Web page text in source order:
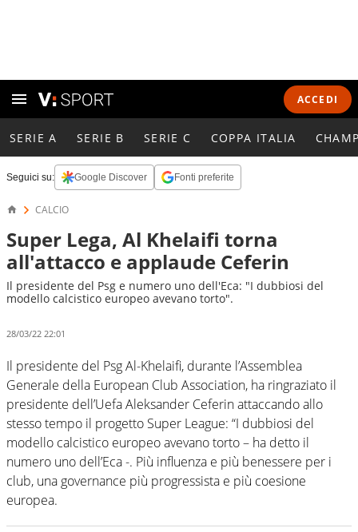
ACCEDI
SERIE A SERIE B SERIE C COPPA ITALIA
Seguici su: Google Discover Fonti preferite
CALCIO
Super Lega, Al Khelaifi torna
all'attacco e applaude Ceferin
Il presidente del Psg e numero uno dell'Eca: "I dubbiosi del
modello calcistico europeo avevano torto".
28/03/22 22:01
Il presidente del Psg Al-Khelaifi, durante l’Assemblea
Generale della European Club Association, ha ringraziato il
presidente dell’Uefa Aleksander Ceferin attaccando allo
stesso tempo il progetto Super League: “I dubbiosi del
modello calcistico europeo avevano torto – ha detto il
numero uno dell’Eca -. Più influenza e più benessere per i
club, una governance più progressista e più coesione
europea.